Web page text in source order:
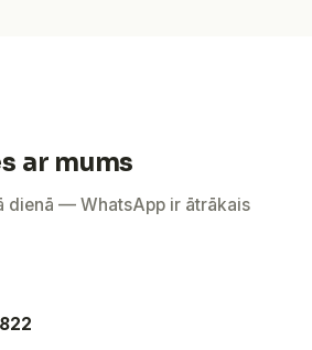
ar mums
dienā — WhatsApp ir ātrākais